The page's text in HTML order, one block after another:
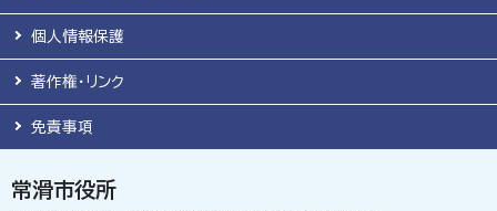
個人情報保護
著作権・リンク
免責事項
常滑市役所